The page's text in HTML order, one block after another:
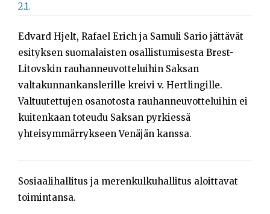
2.1.
Edvard Hjelt, Rafael Erich ja Samuli Sario jättävät
esityksen suomalaisten osallistumisesta Brest-
Litovskin rauhanneuvotteluihin Saksan
valtakunnankanslerille kreivi v. Hertlingille.
Valtuutettujen osanotosta rauhanneuvotteluihin ei
kuitenkaan toteudu Saksan pyrkiessä
yhteisymmärrykseen Venäjän kanssa.
Sosiaalihallitus ja merenkulkuhallitus aloittavat
toimintansa.